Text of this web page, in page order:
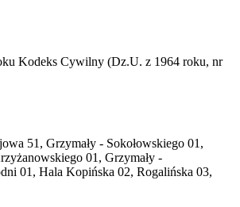
Kodeks Cywilny (Dz.U. z 1964 roku, nr
51, Grzymały - Sokołowskiego 01,
01, Grzymały -
01, Hala Kopińska 02, Rogalińska 03,